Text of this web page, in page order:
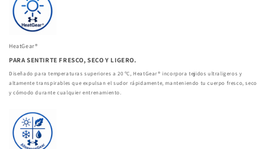
HeatGear®
PARA SENTIRTE FRESCO, SECO Y LIGERO.
Diseñado para temperaturas superiores a 20 ºC, HeatGear® incorpora tejidos ultraligeros y
altamente transpirables que expulsan el sudor rápidamente, manteniendo tu cuerpo fresco, seco
y cómodo durante cualquier entrenamiento.